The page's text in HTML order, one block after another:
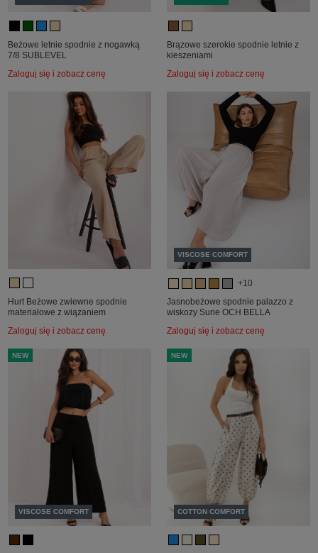
Beżowe letnie spodnie z nogawką
7/8 SUBLEVEL
Zaloguj się i zobacz cenę
Brązowe szerokie spodnie letnie z
kieszeniami
Zaloguj się i zobacz cenę
Hurt Beżowe zwiewne spodnie
materiałowe z wiązaniem
Zaloguj się i zobacz cenę
VISCOSE COMFORT
+10
Jasnobeżowe spodnie palazzo z
wiskozy Surie OCH BELLA
Zaloguj się i zobacz cenę
NEW
VISCOSE COMFORT
NEW
COTTON COMFORT